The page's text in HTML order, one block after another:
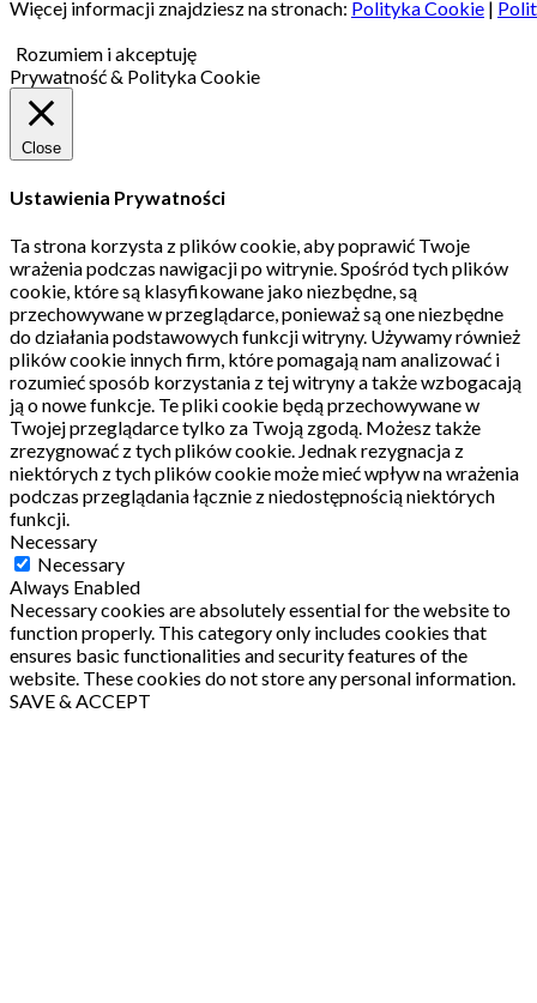
Więcej informacji znajdziesz na stronach: Polityka Cookie |
Rozumiem i akceptuję
Prywatność & Polityka Cookie
Close
Ustawienia Prywatności
Ta strona korzysta z plików cookie, aby poprawić Twoje
wrażenia podczas nawigacji po witrynie.Spośród tych plików
cookie, które są klasyfikowane jako niezbędne, są
przechowywane w przeglądarce, ponieważ są one niezbędne
do działania podstawowych funkcji witryny. Używamy również
plików cookie innych firm, które pomagają nam analizować i
rozumieć sposób korzystania z tej witryny a także wzbogacają
ją o nowe funkcje. Te pliki cookie będą przechowywane w
Twojej przeglądarce tylko za Twoją zgodą. Możesz także
zrezygnować z tych plików cookie. Jednak rezygnacja z
niektórych z tych plików cookie może mieć wpływ na wrażenia
podczas przeglądania łącznie z niedostępnością niektórych
funkcji.
Necessary
Necessary
Always Enabled
Necessary cookies are absolutely essential for the website to
function properly. This category only includes cookies that
ensures basic functionalities and security features of the
website. These cookies do not store any personal information.
SAVE & ACCEPT